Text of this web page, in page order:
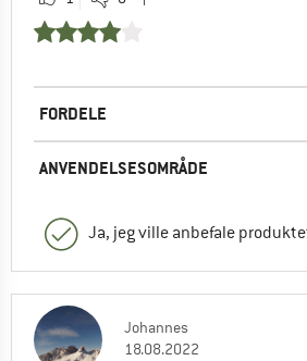
FORDELE
ANVENDELSESOMRÅDE
Ja, jeg ville anbefale
Johannes
18.08.2022